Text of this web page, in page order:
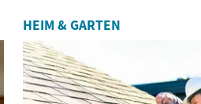
HEIM & GARTEN